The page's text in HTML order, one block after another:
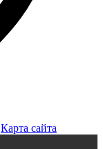
Карта сайта